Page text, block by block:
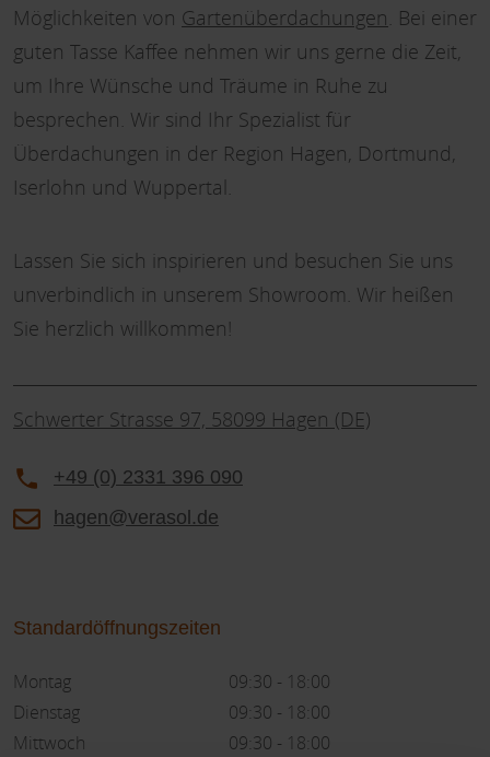
Möglichkeiten von Gartenüberdachungen. Bei einer
guten Tasse Kaffee nehmen wir uns gerne die Zeit,
um Ihre Wünsche und Träume in Ruhe zu
besprechen. Wir sind Ihr Spezialist für
Überdachungen in der Region Hagen, Dortmund,
Iserlohn und Wuppertal.
Lassen Sie sich inspirieren und besuchen Sie uns
unverbindlich in unserem Showroom. Wir heißen
Sie herzlich willkommen!
Schwerter Strasse 97, 58099 Hagen (DE)
+49 (0) 2331 396 090
hagen@verasol.de
Standardöffnungszeiten
Montag
09:30 - 18:00
Dienstag
09:30 - 18:00
Mittwoch
09:30 - 18:00